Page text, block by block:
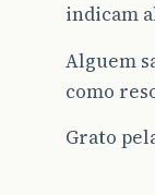
indicam
Alguem
como
Grato